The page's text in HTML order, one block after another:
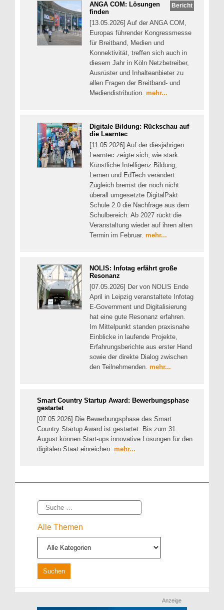
Bericht
ANGA COM: Lösungen
finden
[13.05.2026] Auf der ANGA COM,
Europas führender Kongressmesse
für Breitband, Medien und
Konnektivität, treffen sich auch in
diesem Jahr in Köln Netzbetreiber,
Ausrüster und Inhalteanbieter zu
allen Fragen der Breitband- und
Mediendistribution. mehr...
Digitale Bildung: Rückschau auf
die Learntec
[11.05.2026] Auf der diesjährigen
Learntec zeigte sich, wie stark
Künstliche Intelligenz Bildung,
Lernen und EdTech verändert.
Zugleich bremst der noch nicht
überall umgesetzte DigitalPakt
Schule 2.0 die Nachfrage aus dem
Schulbereich. Ab 2027 rückt die
Veranstaltung wieder auf ihren alten
Termin im Februar. mehr...
NOLIS: Infotag erfährt große
Resonanz
[07.05.2026] Der von NOLIS Ende
April in Leipzig veranstaltete Infotag
E-Government und Digitalisierung
hat eine gute Resonanz erfahren.
Im Mittelpunkt standen praxisnahe
Einblicke in laufende Projekte,
Erfahrungsberichte aus erster Hand
sowie der direkte Dialog zwischen
den Teilnehmenden. mehr...
Smart Country Startup Award: Bewerbungsphase
gestartet
[07.05.2026] Die Bewerbungsphase des Smart
Country Startup Award ist gestartet. Bis zum 31.
August können Start-ups innovative Lösungen für den
digitalen Staat einreichen. mehr...
Suche
Alle Themen
Anzeige